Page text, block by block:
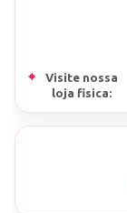
⌖
Visite nossa
loja fisica: